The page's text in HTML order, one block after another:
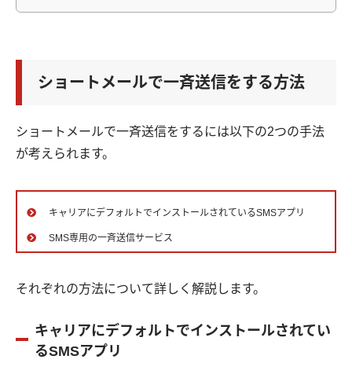
ショートメールで一斉送信をする方法
ショートメールで一斉送信をするには以下の2つの手法
が考えられます。
キャリアにデフォルトでインストールされているSMSアプリ
SMS専用の一斉送信サービス
それぞれの方法について詳しく解説します。
キャリアにデフォルトでインストールされてい
るSMSアプリ